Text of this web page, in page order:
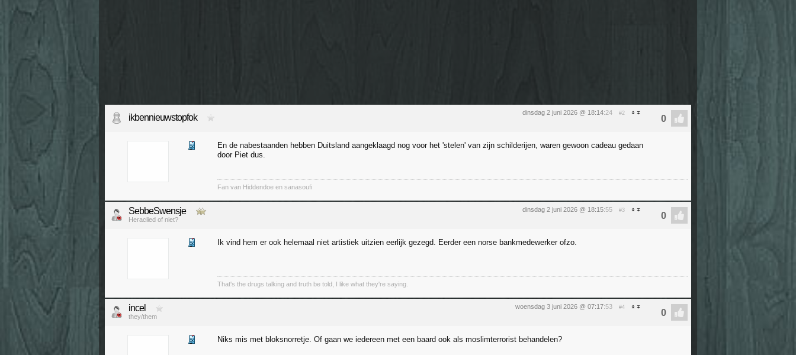
dinsdag 2 juni 2026 @ 18:14:24 #2
ikbennieuwstopfok
En de nabestaanden hebben Duitsland aangeklaagd nog voor het 'stelen' van zijn schilderijen, waren gewoon cadeau gedaan
door Piet dus.
Fan van Hiddendoe en sanasoufi
dinsdag 2 juni 2026 @ 18:15:55 #3
SebbeSwensje
Heraclied of niet?
Ik vind hem er ook helemaal niet artistiek uitzien eerlijk gezegd. Eerder een norse bankmedewerker ofzo.
That's the drugs talking and truth be told, I like what they're saying.
woensdag 3 juni 2026 @ 07:17:53 #4
incel
they/them
Niks mis met bloksnorretje. Of gaan we iedereen met een baard ook als moslimterrorist behandelen?